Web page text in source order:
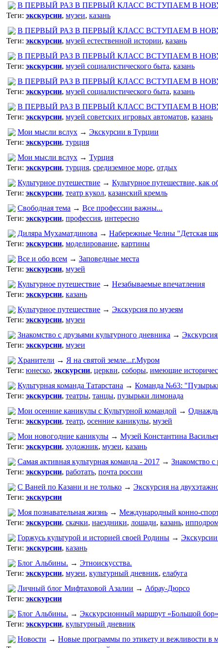
В ПЕРВЫЙ РАЗ В ПЕРВЫЙ КЛАСС ВСТУПАЕМ В
Теги: экскурсии, музеи, казань
В ПЕРВЫЙ РАЗ В ПЕРВЫЙ КЛАСС ВСТУПАЕМ В
Теги: экскурсии, музей естественной истории, казань
В ПЕРВЫЙ РАЗ В ПЕРВЫЙ КЛАСС ВСТУПАЕМ В
Теги: экскурсии, музей социалистического быта, казань
В ПЕРВЫЙ РАЗ В ПЕРВЫЙ КЛАСС ВСТУПАЕМ В
Теги: экскурсии, музей социалистического быта, казань
В ПЕРВЫЙ РАЗ В ПЕРВЫЙ КЛАСС ВСТУПАЕМ В
Теги: экскурсии, музей советских игровых автоматов, казань
Мои мысли вслух → Экскурсии в Турции
Теги: экскурсии, турция
Мои мысли вслух → Турция
Теги: экскурсии, турция, средиземное море, отдых
Культурное путешествие → Культурное путешествие, как
Теги: экскурсии, театр кукол, казанский кремль
Свободная тема → Все профессии важны...
Теги: экскурсии, профессия, интересно
Диляра Мухаматдинова → Набережные Челны "Детская
Теги: экскурсии, моделирование, картины
Все и обо всем → Заповедные места
Теги: экскурсии, музей
Культурное путешествие → Незабываемые впечатления
Теги: экскурсии, казань
Культурное путешествие → Экскурсия по музеям
Теги: экскурсии, музеи
Знакомство с друзьями культурного дневника →
Теги: экскурсии, музеи
Хранители → Я на святой земле...г.Муром
Теги: юнеско, экскурсии, церкви, соборы, имеющие
Культурная команда Татарстана → Команда №63:
Теги: экскурсии, театры, танцы, пузырьки лимонада
Мои осенние каникулы с Культурной командой →
Теги: экскурсии, театр, осенние каникулы, музей
Мои новогодние каникулы → Музей Константина
Теги: экскурсии, художник, музеи, казань
Самая активная культурная команда - 2017 → Знакомство
Теги: экскурсии, работать, почта россии
С Ваней по Казани и не только → Экскурсия на
Теги: экскурсии
Моя познавательная жизнь → Международный конно-
Теги: экскурсии, скачки, наездники, лошади, казань,
Горжусь культурой и историей своей Родины →
Теги: экскурсии, казань
Блог Альбины. → Этноискусства.
Теги: экскурсии, музеи, культурный дневник, елабуга
Личный блог Мифтаховой Азалии → Абрау-Дюрсо
Теги: экскурсии
Блог Альбины. → Экскурсионный маршрут «Большой бор»
Теги: экскурсии, культурный дневник
Новости → Новые программы по этикету и вежливости в